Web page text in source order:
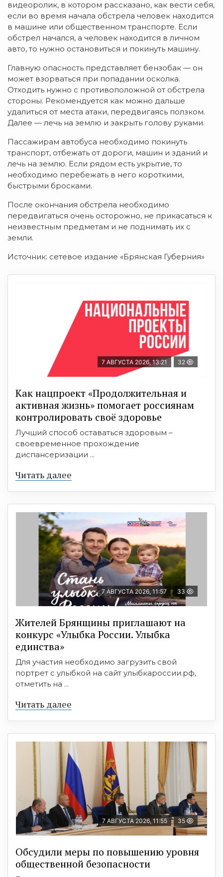
видеоролик, в котором рассказано, как вести себя,
если во время начала обстрела человек находится
в машине или общественном транспорте. Если
обстрел начался, а человек находится в личном
авто, то нужно остановиться и покинуть машину.
Главную опасность представляет бензобак — он
может взорваться при попадании осколка.
Отходить нужно с противоположной от обстрела
стороны. Рекомендуется как можно дальше
удалиться от места атаки, передвигаясь ползком.
Далее — лечь на землю и закрыть голову руками.
Пассажирам автобуса необходимо покинуть
транспорт, отбежать от дороги, машин и зданий и
лечь на землю. Если рядом есть укрытие, то
необходимо перебежать в него короткими,
быстрыми бросками.
После окончания обстрела необходимо
передвигаться очень осторожно, не прикасаться к
неизвестным предметам и не поднимать их с
земли.
Источник: сетевое издание «Брянская Губерния»
7 АВГУСТА 2026, 13:21 32
Как нацпроект «Продолжительная и
активная жизнь» помогает россиянам
контролировать своё здоровье
Лучший способ оставаться здоровым –
своевременное прохождение
диспансеризации ...
Читать далее
7 АВГУСТА 2026, 11:57 33
Жителей Брянщины приглашают на
конкурс «Улыбка России. Улыбка
единства»
Для участия необходимо загрузить свой
портрет с улыбкой на сайт улыбкароссии.рф,
отметить на ...
Читать далее
7 АВГУСТА 2026, 11:55 35
Обсудили меры по повышению уровня
общественной безопасности